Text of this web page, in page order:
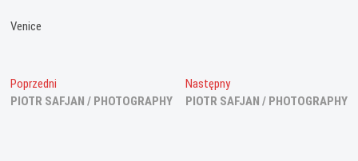
Venice
Nawigacja
wpisu
Poprzedni
wpis:
PIOTR SAFJAN / PHOTOGRAPHY
NastępnyNastępny
wpis:
PIOTR SAFJAN / PHOTOGRAPHY